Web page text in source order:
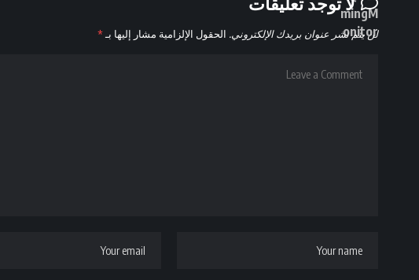
لن يتم نشر عنوان بريدك الإلكتروني. الحقول الإلزامية مشار إليها بـ*